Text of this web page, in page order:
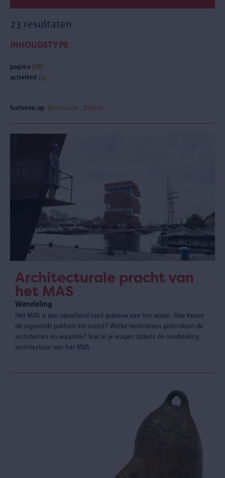
23 resultaten
INHOUDSTYPE
pagina (18)
activiteit (5)
Sorteren op: Relevantie Datum
Architecturale pracht van
het MAS
Wandeling
Het MAS is een opvallend rood gebouw aan het water. Hoe kwam
dit eigentijds pakhuis tot stand? Welke technieken gebruikten de
architecten en waarom? Stel al je vragen tijdens de rondleiding
architectuur van het MAS.